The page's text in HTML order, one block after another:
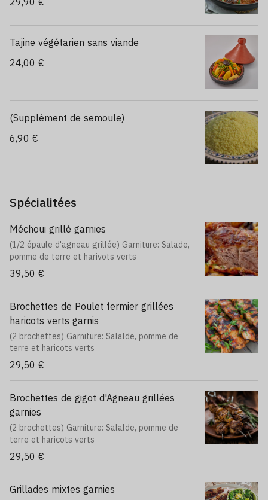
Tajine végétarien sans viande
24,00 €
(Supplément de semoule)
6,90 €
Spécialitées
Méchoui grillé garnies
(1/2 épaule d'agneau grillée) Garniture: Salade,
pomme de terre et harivots verts
39,50 €
Brochettes de Poulet fermier grillées
haricots verts garnis
(2 brochettes) Garniture: Salalde, pomme de
terre et haricots verts
29,50 €
Brochettes de gigot d'Agneau grillées
garnies
(2 brochettes) Garniture: Salalde, pomme de
terre et haricots verts
29,50 €
Grillades mixtes garnies